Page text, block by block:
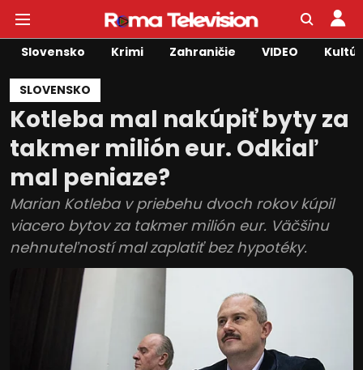
Slovensko Krimi Zahraničie VIDEO
SLOVENSKO
Kotleba mal nakúpiť byty za
takmer milión eur. Odkiaľ
mal peniaze?
Marian Kotleba v priebehu dvoch rokov kúpil
viacero bytov za takmer milión eur. Väčšinu
nehnuteľností mal zaplatiť bez hypotéky.